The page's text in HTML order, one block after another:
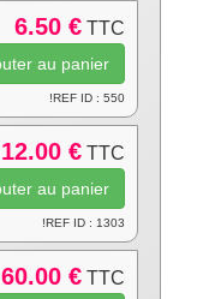
6.50 € TTC
!REF ID : 550
12.00 € TTC
!REF ID : 1303
60.00 € TTC